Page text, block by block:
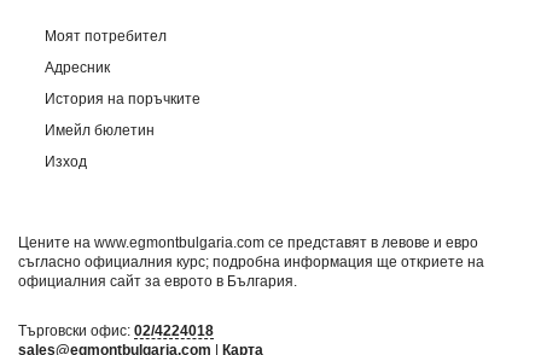
Моят потребител
Адресник
История на поръчките
Имейл бюлетин
Изход
Цените на www.egmontbulgaria.com се представят в левове и евро
съгласно официалния курс; подробна информация ще откриете на
официалния сайт за еврото в България
Търговски офис: 02/4224018
sales@egmontbulgaria.com | Карта